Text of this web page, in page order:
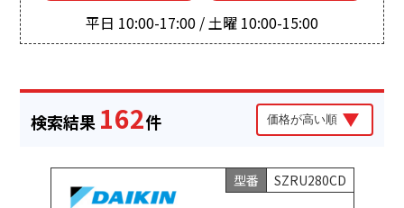
平日 10:00-17:00 / 土曜 10:00-15:00
検索結果 162件
型番 SZRU280CD